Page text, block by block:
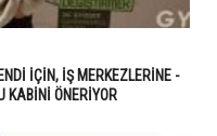
İÇİN, İŞ MERKEZLERİNE -
KABİNİ ÖNERİYOR